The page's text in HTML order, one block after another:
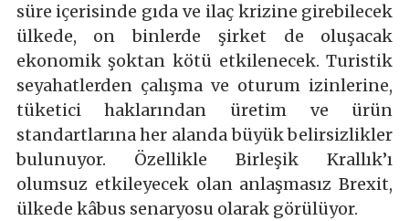
süre içerisinde gıda ve ilaç krizine girebilecek
ülkede, on binlerde şirket de oluşacak
ekonomik şoktan kötü etkilenecek. Turistik
seyahatlerden çalışma ve oturum izinlerine,
tüketici haklarından üretim ve ürün
standartlarına her alanda büyük belirsizlikler
bulunuyor. Özellikle Birleşik Krallık’ı
olumsuz etkileyecek olan anlaşmasız Brexit,
ülkede kâbus senaryosu olarak görülüyor.